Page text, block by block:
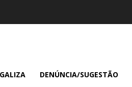
GALIZA DENÚNCIA/SUGESTÃO